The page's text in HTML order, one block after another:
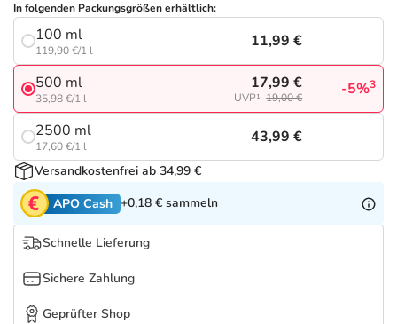
Tierapotheke
Vitamine & Mineralstoffe
Marken
Salus Deals
In folgenden Packungsgrößen erhältlich:
100 ml
119,90 €/1 l
11,99 €
500 ml
35,98 €/1 l
17,99 €
UVP¹ 19,00 € -5%3
2500 ml
17,60 €/1 l
43,99 €
Versandkostenfrei ab 34,99 €
APO Cash +0,18 € sammeln
Schnelle Lieferung
Sichere Zahlung
Geprüfter Shop